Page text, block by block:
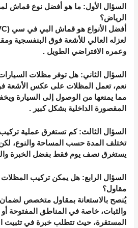
السؤال الأول: ما هو أفضل نوع قماش
الرياض؟
لعزله العالي للأشعة فوق البنفسجية
وعمره الافتراضي الطويل.
السؤال الثاني: هل توفر مظلات السيارات
نعم، تعمل المظلات على عكس الأشعة
مما يمنعها من الوصول إلى السيارة
المقصورة الداخلية بشكل كبير.
السؤال الثالث: كم تستغرق عملية
تختلف المدة حسب المساحة والنوع،
يستغرق نصف يوم فقط بفضل الخبرة
السؤال الرابع: هل يمكن تركيب
مقاول؟
يُنصح بالاستعانة بمقاول متخصص
والثبات، خاصة في المناطق المفتوحة أو
المستقرة، حيث تتطلب خبرة في تثبيت